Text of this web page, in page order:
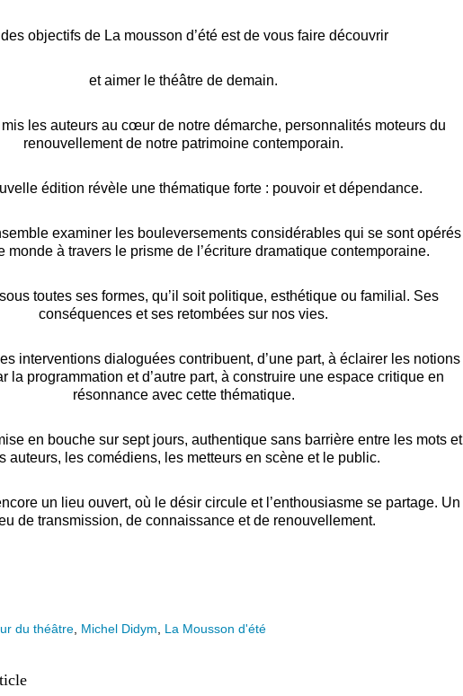
objectifs de La mousson d’été est de vous faire découvrir
et aimer le théâtre de demain.
les auteurs au cœur de notre démarche, personnalités moteurs du
renouvellement de notre patrimoine contemporain.
édition révèle une thématique forte : pouvoir etdépendance.
examiner les bouleversements considérables qui se sont opérés
monde à travers le prisme de l’écriture dramatique contemporaine.
toutes ses formes, qu’il soit politique, esthétique ou familial. Ses
conséquences et ses retombées sur nos vies.
interventions dialoguées contribuent, d’une part, à éclairer les notions
la programmation etd’autre part, à construire une espace critique en
résonnance avec cette thématique.
en bouche sur sept jours, authentique sans barrière entre les mots et
auteurs, les comédiens, les metteurs en scène et le public.
un lieu ouvert, où le désir circule et l’enthousiasme se partage. Un
de transmission, de connaissance et de renouvellement.
du théâtre Michel Didym La Mousson d'été